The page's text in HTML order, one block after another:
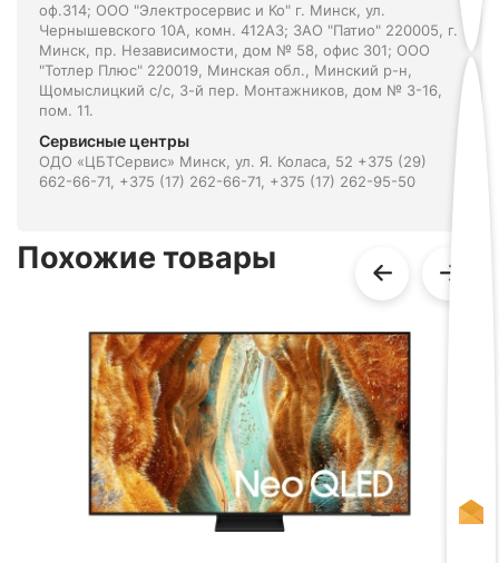
оф.314; ООО "Электросервис и Ко" г. Минск, ул.
Чернышевского 10А, комн. 412А3; ЗАО "Патио" 220005, г.
Минск, пр. Независимости, дом № 58, офис 301; ООО
"Тотлер Плюс" 220019, Минская обл., Минский р-н,
Щомыслицкий с/с, 3-й пер. Монтажников, дом № 3-16,
пом. 11.
Сервисные центры
ОДО «ЦБТСервис» Минск, ул. Я. Коласа, 52 +375 (29)
662-66-71, +375 (17) 262-66-71, +375 (17) 262-95-50
Похожие товары